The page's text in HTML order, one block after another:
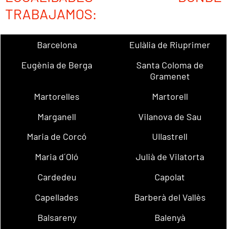
TRABAJAMOS:
Barcelona
Eulàlia de Riuprimer
Eugènia de Berga
Santa Coloma de
Gramenet
Martorelles
Martorell
Marganell
Vilanova de Sau
Maria de Corcó
Ullastrell
Maria d´Oló
Julià de Vilatorta
Cardedeu
Capolat
Capellades
Barberà del Vallès
Balsareny
Balenyà